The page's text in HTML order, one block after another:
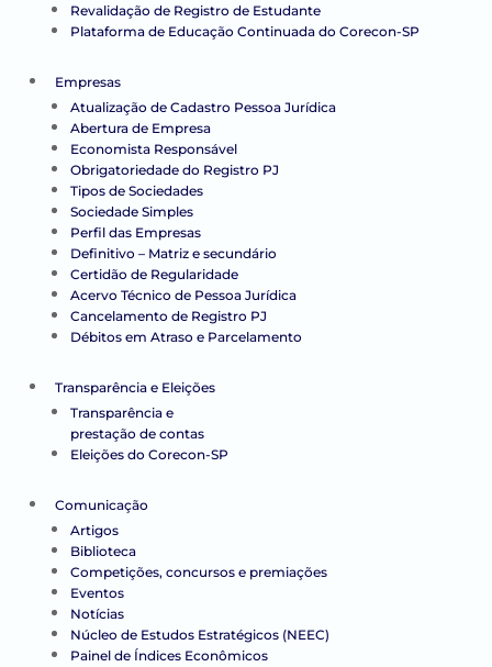
Revalidação de Registro de Estudante
Plataforma de Educação Continuada do Corecon-SP
Empresas
Atualização de Cadastro Pessoa Jurídica
Abertura de Empresa
Economista Responsável
Obrigatoriedade do Registro PJ
Tipos de Sociedades
Sociedade Simples
Perfil das Empresas
Definitivo – Matriz e secundário
Certidão de Regularidade
Acervo Técnico de Pessoa Jurídica
Cancelamento de Registro PJ
Débitos em Atraso e Parcelamento
Transparência e Eleições
Transparência e
prestação de contas
Eleições do Corecon-SP
Comunicação
Artigos
Biblioteca
Competições, concursos e premiações
Eventos
Notícias
Núcleo de Estudos Estratégicos (NEEC)
Painel de Índices Econômicos